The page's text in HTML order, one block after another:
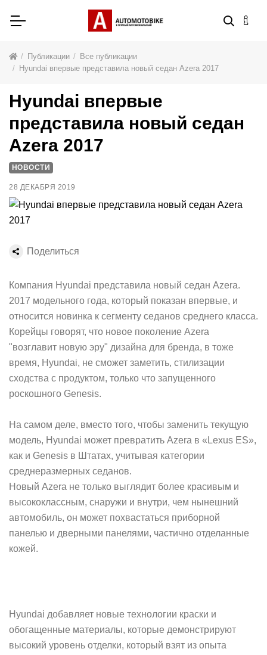
Публикации
Все публикации
Hyundai впервые представила новый седан Azera 2017
Компания Hyundai представила новый седан Azera.
2017 модельного года, который показан впервые, и
относится новинка к сегменту седанов среднего класса.
Корейцы говорят, что новое поколение Azera
"возглавит новую эру" дизайна для бренда, в тоже
время, Hyundai, не сможет заметить, стилизации
сходства с продуктом, только что запущенного
роскошного Genesis.
На самом деле, вместо того, чтобы заменить текущую
модель, Hyundai может превратить Azera в «Lexus ES»,
как и Genesis в Штатах, учитывая категории
среднеразмерных седанов.
Новый Azera не только выглядит более красивым и
высококлассным, снаружи и внутри, чем нынешний
автомобиль, он может похвастаться приборной
панелью и дверными панелями, частично отделанные
кожей.
Hyundai добавляет новые технологии краски и
обогащенные материалы, которые демонстрируют
высокий уровень отделки, который взят из опыта
Hyundai впервые
представила новый седан
Azera 2017
НОВОСТИ
28 ДЕКАБРЯ 2019
Поделиться